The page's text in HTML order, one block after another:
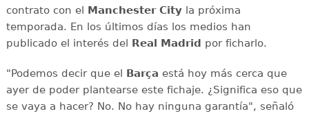
contrato con el
Manchester Cityla próxima
temporada. En los últimos días los medios han
publicado el interés del
Real Madrid por ficharlo.
"Podemos decir que el Barça está hoy más cerca que
ayer de poder plantearse este fichaje. ¿Significa eso que
se vaya a hacer? No. No hay ninguna garantía", señaló